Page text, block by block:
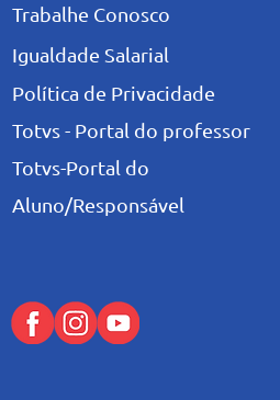
Trabalhe Conosco
Igualdade Salarial
Política de Privacidade
Totvs - Portal do professor
Totvs-Portal do
Aluno/Responsável